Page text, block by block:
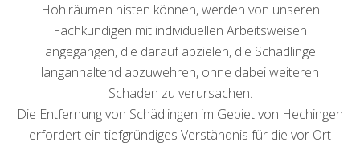
Hohlräumen nisten können, werden von unseren
Fachkundigen mit individuellen Arbeitsweisen
angegangen, die darauf abzielen, die Schädlinge
langanhaltend abzuwehren, ohne dabei weiteren
Schaden zu verursachen.
Die Entfernung von Schädlingen im Gebiet von Hechingen
erfordert ein tiefgründiges Verständnis für die vor Ort